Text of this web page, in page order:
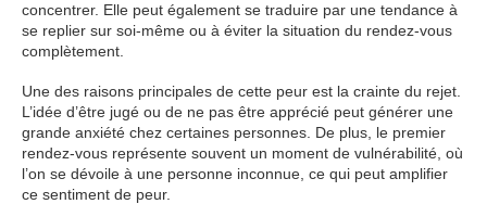
concentrer. Elle peut également se traduire par une tendance à
se replier sur soi-même ou à éviter la situation du rendez-vous
complètement.
Une des raisons principales de cette peur est la crainte du rejet.
L’idée d’être jugé ou de ne pas être apprécié peut générer une
grande anxiété chez certaines personnes. De plus, le premier
rendez-vous représente souvent un moment de vulnérabilité, où
l’on se dévoile à une personne inconnue, ce qui peut amplifier
ce sentiment de peur.